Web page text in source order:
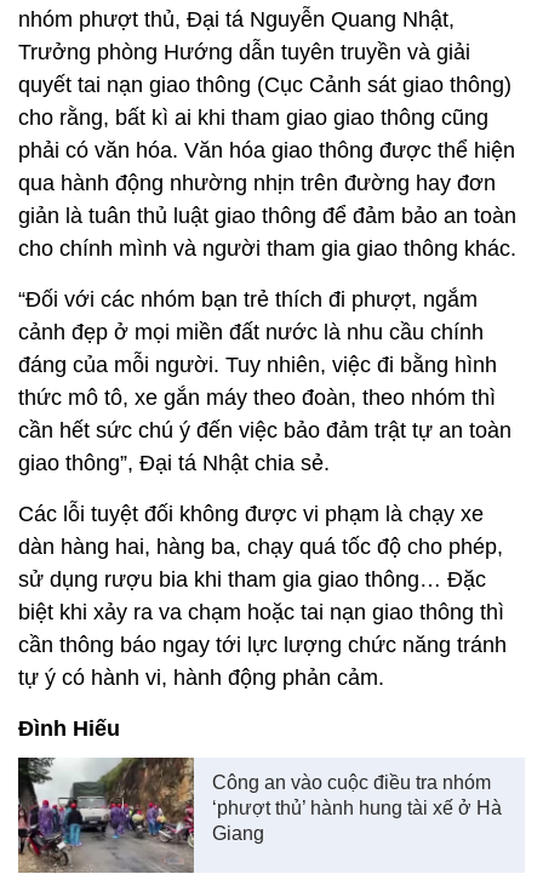
nhóm phượt thủ, Đại tá Nguyễn Quang Nhật,
Trưởng phòng Hướng dẫn tuyên truyền và giải
quyết tai nạn giao thông (Cục Cảnh sát giao thông)
cho rằng, bất kì ai khi tham giao giao thông cũng
phải có văn hóa. Văn hóa giao thông được thể hiện
qua hành động nhường nhịn trên đường hay đơn
giản là tuân thủ luật giao thông để đảm bảo an toàn
cho chính mình và người tham gia giao thông khác.
“Đối với các nhóm bạn trẻ thích đi phượt, ngắm
cảnh đẹp ở mọi miền đất nước là nhu cầu chính
đáng của mỗi người. Tuy nhiên, việc đi bằng hình
thức mô tô, xe gắn máy theo đoàn, theo nhóm thì
cần hết sức chú ý đến việc bảo đảm trật tự an toàn
giao thông”, Đại tá Nhật chia sẻ.
Các lỗi tuyệt đối không được vi phạm là chạy xe
dàn hàng hai, hàng ba, chạy quá tốc độ cho phép,
sử dụng rượu bia khi tham gia giao thông… Đặc
biệt khi xảy ra va chạm hoặc tai nạn giao thông thì
cần thông báo ngay tới lực lượng chức năng tránh
tự ý có hành vi, hành động phản cảm.
Đình Hiếu
Công an vào cuộc điều tra nhóm
‘phượt thủ’ hành hung tài xế ở Hà
Giang